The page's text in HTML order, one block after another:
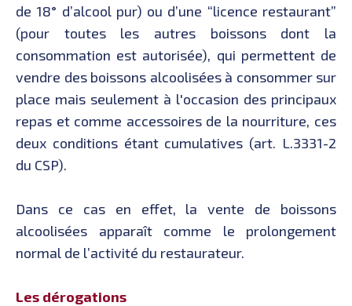
de 18° d’alcool pur) ou d’une “licence restaurant”
(pour toutes les autres boissons dont la
consommation est autorisée), qui permettent de
vendre des boissons alcoolisées à consommer sur
place mais seulement à l'occasion des principaux
repas et comme accessoires de la nourriture, ces
deux conditions étant cumulatives (art. L.3331-2
du CSP).
Dans ce cas en effet, la vente de boissons
alcoolisées apparaît comme le prolongement
normal de l’activité du restaurateur.
Les dérogations